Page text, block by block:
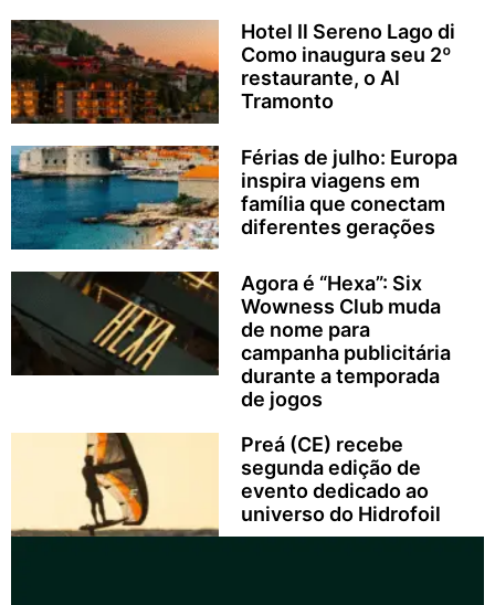
Hotel Il Sereno Lago di
Como inaugura seu 2º
restaurante, o Al
Tramonto
Férias de julho: Europa
inspira viagens em
família que conectam
diferentes gerações
Agora é “Hexa”: Six
Wowness Club muda
de nome para
campanha publicitária
durante a temporada
de jogos
Preá (CE) recebe
segunda edição de
evento dedicado ao
universo do Hidrofoil